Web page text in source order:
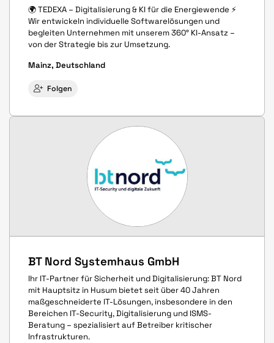
🌍 TEDEXA – Digitalisierung & KI für die Energiewende ⚡
Wir entwickeln individuelle Softwarelösungen und
begleiten Unternehmen mit unserem 360° KI-Ansatz –
von der Strategie bis zur Umsetzung.
Mainz, Deutschland
Folgen
BT Nord Systemhaus GmbH
Ihr IT-Partner für Sicherheit und Digitalisierung: BT Nord
mit Hauptsitz in Husum bietet seit über 40 Jahren
maßgeschneiderte IT-Lösungen, insbesondere in den
Bereichen IT-Security, Digitalisierung und ISMS-
Beratung – spezialisiert auf Betreiber kritischer
Infrastrukturen.